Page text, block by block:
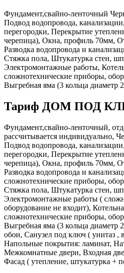
Фундамент,свайно-ленточный
Подвод водопровода,
перегородки, Перекрытие
черепица), Окна, профиль 70мм,
Разводка водопровода и
Стяжка пола, Штукатурка стен,
Электромонтажные работы,
сложнотехнические приборы,
Выгребная яма (3 кольца диаметр
Тариф ДОМ ПОД
Фундамент,свайно-ленточный,
рассчитывается индивидуально,
Подвод водопровода,
перегородки, Перекрытие
черепица), Окна, профиль 70мм,
Разводка водопровода и
сложнотехнические приборы,
Стяжка пола, Штукатурка стен,
Электромонтажные работы (
оборудование не входит),
сложнотехнические приборы,
Выгребная яма (3 кольца диаметр
обои, Санузел под ключ ( унитаз ,
Напольные покрытия: ламинат,
Межкомнатные двери, Входная
Фасад ( утепление, штукатурка +